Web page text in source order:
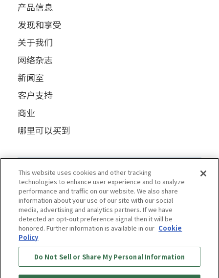
产品信息
发现和享受
关于我们
网络杂志
新闻室
客户支持
商业
哪里可以买到
隐私政策 饼干政策 可访问性声明
条款和条件
This website uses cookies and other tracking
technologies to enhance user experience and to analyze
performance and traffic on our website. We also share
information about your use of our site with our social
media, advertising and analytics partners. If we have
detected an opt-out preference signal then it will be
honored. Further information is available in our Cookie
Policy
Do Not Sell or Share My Personal Information